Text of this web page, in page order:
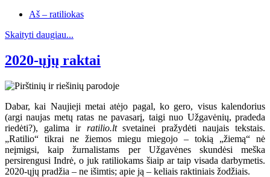
Aš – ratiliokas
Skaityti daugiau...
2020-ųjų raktai
Dabar, kai Naujieji metai atėjo pagal, ko gero, visus kalendorius
(argi naujas metų ratas ne pavasarį, taigi nuo Užgavėnių, pradeda
riedėti?), galima ir ratilio.ltsvetainei pražydėti naujais tekstais.
„Ratilio“ tikrai ne žiemos miegu miegojo – tokią „žiemą“ nė
neįmigsi, kaip žurnalistams per Užgavėnes skundėsi meška
persirengusi Indrė, o juk ratiliokams šiaip ar taip visada darbymetis.
2020-ųjų pradžia – ne išimtis; apie ją – keliais raktiniais žodžiais.